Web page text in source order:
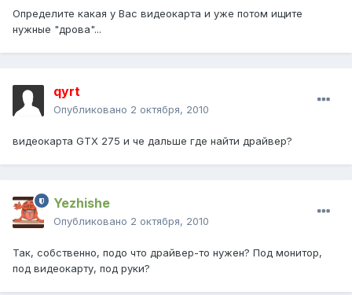
Определите какая у Вас видеокарта и уже потом ищите
нужные "дрова"...
qyrt
Опубликовано 2 октября, 2010
видеокарта GTX 275 и че дальше где найти драйвер?
Yezhishe
Опубликовано 2 октября, 2010
Так, собственно, подо что драйвер-то нужен? Под монитор,
под видеокарту, под руки?